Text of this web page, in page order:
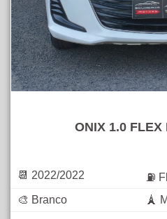
ONIX 1.0 FLEX
📆 2022/2022
⛽
🎨 Branco
🗼